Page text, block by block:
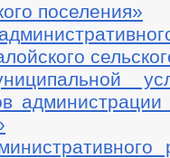
поселения»
администрации